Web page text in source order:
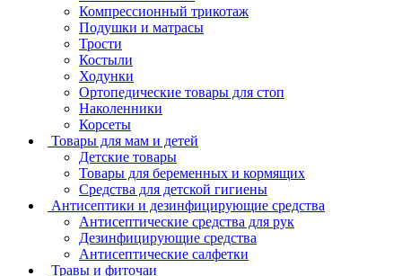
Компрессионный трикотаж
Подушки и матрасы
Трости
Костыли
Ходунки
Ортопедические товары для стоп
Наколенники
Корсеты
Товары для мам и детей
Детские товары
Товары для беременных и кормящих
Средства для детской гигиены
Антисептики и дезинфицирующие средства
Антисептические средства для рук
Дезинфицирующие средства
Антисептические салфетки
Травы и фиточаи